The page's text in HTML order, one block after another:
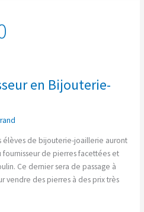
en Bijouterie-
élèves de bijouterie-joaillerie auront
de pierres facettées et
Ce dernier sera de passage à
vendre des pierres à des prix très